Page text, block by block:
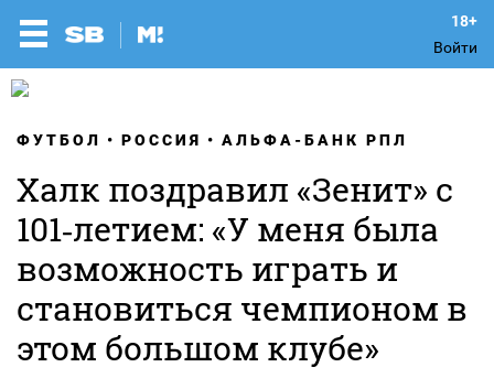
Войти
ФУТБОЛ РОССИЯ АЛЬФА-БАНК РПЛ
Халк поздравил «Зенит» с
101‑летием: «У меня была
возможность играть и
становиться чемпионом в
этом большом клубе»